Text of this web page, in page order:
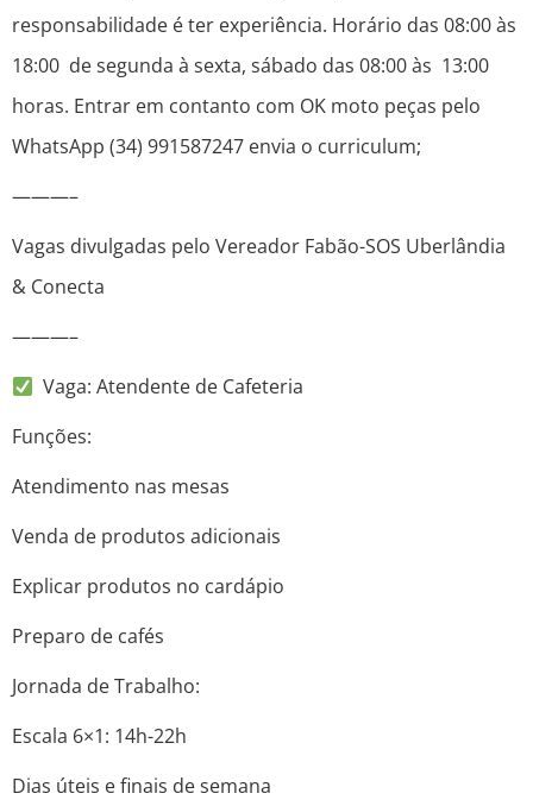
responsabilidade é ter experiência. Horário das 08:00 às
18:00 de segunda à sexta, sábado das 08:00 às 13:00
horas. Entrar em contanto com OK moto peças pelo
WhatsApp (34) 991587247 envia o curriculum;
———–
Vagas divulgadas pelo Vereador Fabão-SOS Uberlândia
& Conecta
———–
Vaga: Atendente de Cafeteria
Funções:
Atendimento nas mesas
Venda de produtos adicionais
Explicar produtos no cardápio
Preparo de cafés
Jornada de Trabalho:
Escala 6×1: 14h-22h
Dias úteis e finais de semana